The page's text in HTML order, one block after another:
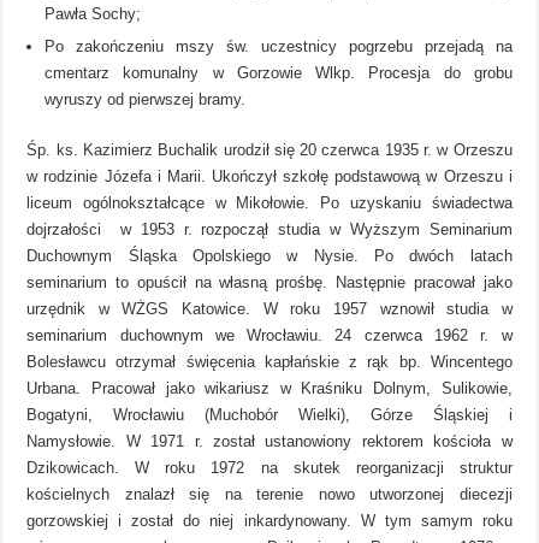
Pawła Sochy;
Po zakończeniu mszy św. uczestnicy pogrzebu przejadą na
cmentarz komunalny w Gorzowie Wlkp. Procesja do grobu
wyruszy od pierwszej bramy.
Śp. ks. Kazimierz Buchalik urodził się 20 czerwca 1935 r. w Orzeszu
w rodzinie Józefa i Marii. Ukończył szkołę podstawową w Orzeszu i
liceum ogólnokształcące w Mikołowie. Po uzyskaniu świadectwa
dojrzałości w 1953 r. rozpoczął studia w Wyższym Seminarium
Duchownym Śląska Opolskiego w Nysie. Po dwóch latach
seminarium to opuścił na własną prośbę. Następnie pracował jako
urzędnik w WŻGS Katowice. W roku 1957 wznowił studia w
seminarium duchownym we Wrocławiu. 24 czerwca 1962 r. w
Bolesławcu otrzymał święcenia kapłańskie z rąk bp. Wincentego
Urbana. Pracował jako wikariusz w Kraśniku Dolnym, Sulikowie,
Bogatyni, Wrocławiu (Muchobór Wielki), Górze Śląskiej i
Namysłowie. W 1971 r. został ustanowiony rektorem kościoła w
Dzikowicach. W roku 1972 na skutek reorganizacji struktur
kościelnych znalazł się na terenie nowo utworzonej diecezji
gorzowskiej i został do niej inkardynowany. W tym samym roku